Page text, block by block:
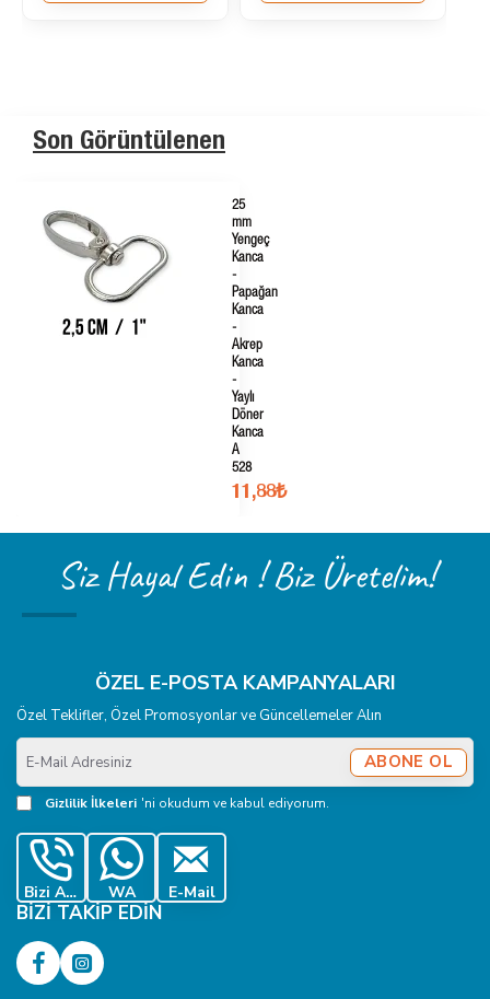
Son Görüntülenen
25
mm
Yengeç
Kanca
-
Papağan
Kanca
-
Akrep
Kanca
-
Yaylı
Döner
Kanca
A
528
11,88₺
Siz Hayal Edin ! Biz Üretelim!
ÖZEL E-POSTA KAMPANYALARI
Özel Teklifler, Özel Promosyonlar ve Güncellemeler Alın
E-
Mail
Adresiniz
ABONE OL
Gizlilik İlkeleri 'ni okudum ve kabul ediyorum.
Bizi Ara WA E-Mail
BIZI TAKIP EDIN